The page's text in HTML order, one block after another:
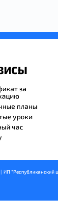
за
планы
уроки
час
|  ИП